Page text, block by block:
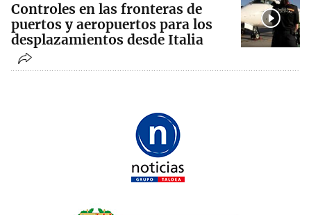
Controles en las fronteras de
puertos y aeropuertos para los
desplazamientos desde Italia